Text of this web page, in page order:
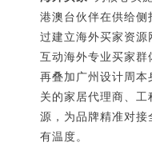
港澳台伙伴在供给侧
过建立海外买家资源
互动海外专业买家群
再叠加广州设计周本
关的家居代理商、
源，为品牌精准对接
有温度。